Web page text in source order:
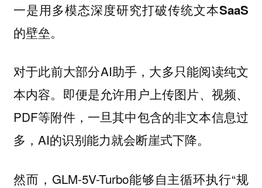
一是用多模态深度研究打破传统文本SaaS
的壁垒。
对于此前大部分AI助手，大多只能阅读纯文
本内容。即便是允许用户上传图片、视频、
PDF等附件，一旦其中包含的非文本信息过
多，AI的识别能力就会断崖式下降。
然而，GLM-5V-Turbo能够自主循环执行“规